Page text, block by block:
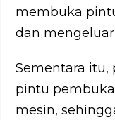
membuka
dan
Sementara itu,
pintu
mesin,